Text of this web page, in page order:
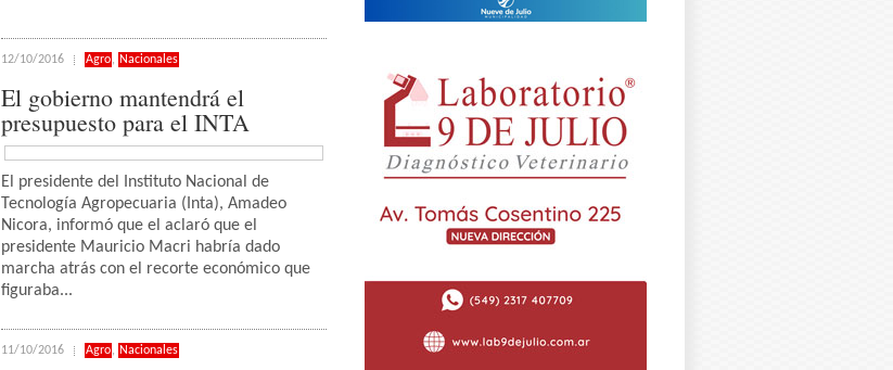
12/10/2016 Agro, Nacionales
El gobierno mantendrá el
presupuesto para el INTA
El presidente del Instituto Nacional de
Tecnología Agropecuaria (Inta), Amadeo
Nicora, informó que el aclaró que el
presidente Mauricio Macri habría dado
marcha atrás con el recorte económico que
figuraba...
11/10/2016 Agro, Nacionales